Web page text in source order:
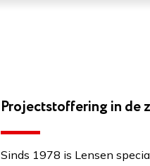
Projectstoffering in de
Sinds 1978 is Lensen